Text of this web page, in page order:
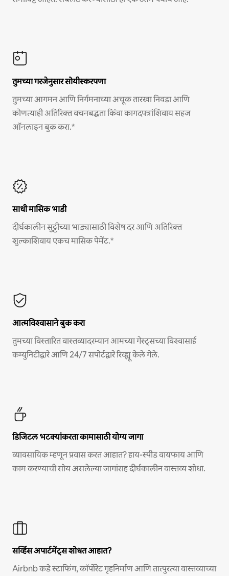
तुमच्या गरजेनुसार सोयीस्करपणा
तुमच्या आगमन आणि निर्गमनाच्या अचूक तारखा निवडा आणि
कोणत्याही अतिरिक्त वचनबद्धता किंवा कागदपत्रांशिवाय सहज
ऑनलाइन बुक करा.*
साधी मासिक भाडी
दीर्घकालीन सुट्टीच्या भाड्यासाठी विशेष दर आणि अतिरिक्त
शुल्काशिवाय एकच मासिक पेमेंट.*
आत्मविश्वासाने बुक करा
तुमच्या विस्तारित वास्तव्यादरम्यान आमच्या गेस्ट्सच्या विश्वासार्ह
कम्युनिटीद्वारे आणि 24/7 सपोर्टद्वारे रिव्ह्यू केले गेले.
डिजिटल भटक्यांकरता कामासाठी योग्य जागा
व्यावसायिक म्हणून प्रवास करत आहात? हाय-स्पीड वायफाय आणि
काम करण्याची सोय असलेल्या जागांसह दीर्घकालीन वास्तव्य शोधा.
सर्व्हिस अपार्टमेंट्स शोधत आहात?
Airbnb कडे स्टाफिंग, कॉर्पोरेट गृहनिर्माण आणि तात्पुरत्या वास्तव्याच्या